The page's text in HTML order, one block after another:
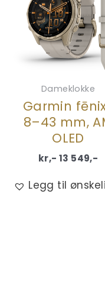
Dameklokke
Garmin
8–43 mm,
OLED
kr,- 13 549,-
Legg til